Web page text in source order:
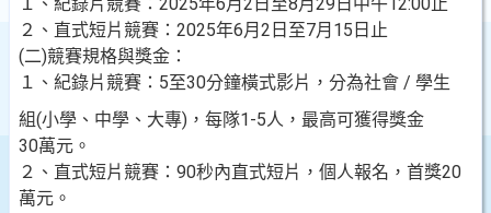
２、直式短片競賽：2025年6月2日至7月15日止
(二)競賽規格與獎金：
１、紀錄片競賽：5至30分鐘橫式影片，分為社會 / 學生
組(小學、中學、大專)，每隊1-5人，最高可獲得獎金
30萬元。
２、直式短片競賽：90秒內直式短片，個人報名，首獎20
萬元。